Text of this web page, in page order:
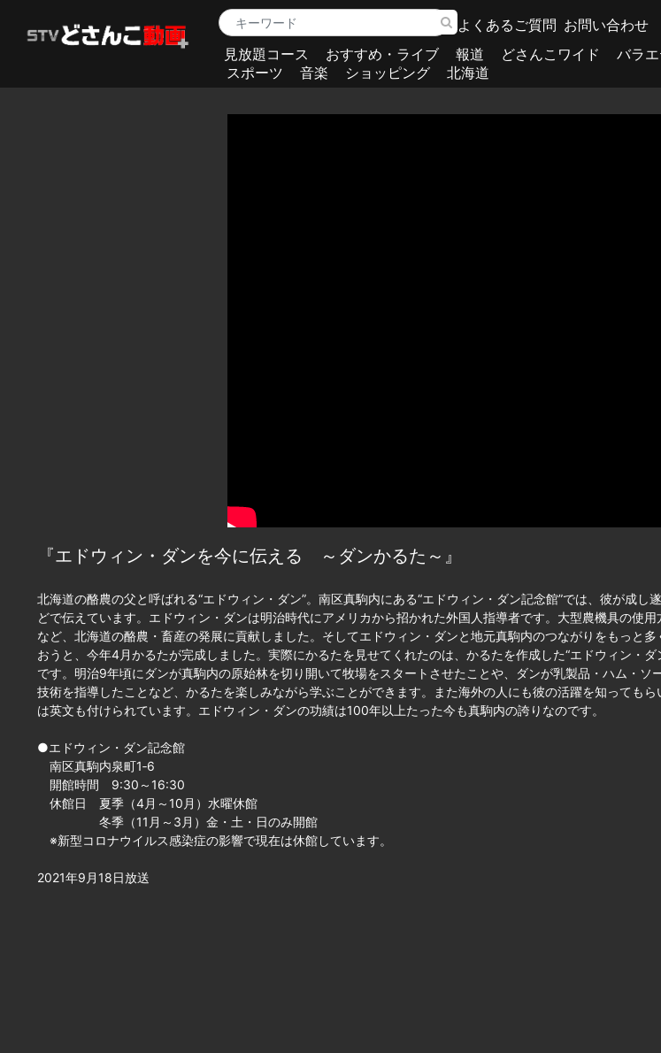
よくあるご質問 お問い合わせ
見放題コース おすすめ・ライブ 報道 どさんこワイド バラエ
スポーツ
音楽 ショッピング 北海道
『エドウィン・ダンを今に伝える ～ダンかるた～』
北海道の酪農の父と呼ばれる“エドウィン・ダン”。南区真駒内にある“エドウィン・ダン記念館”では、彼が成し
どで伝えています。エドウィン・ダンは明治時代にアメリカから招かれた外国人指導者です。大型農機具の使
など、北海道の酪農・畜産の発展に貢献しました。そしてエドウィン・ダンと地元真駒内のつながりをもっと多
おうと、今年4月かるたが完成しました。実際にかるたを見せてくれたのは、かるたを作成した“エドウィン・ダ
です。明治9年頃にダンが真駒内の原始林を切り開いて牧場をスタートさせたことや、ダンが乳製品・ハム・ソ
技術を指導したことなど、かるたを楽しみながら学ぶことができます。また海外の人にも彼の活躍を知ってもら
は英文も付けられています。エドウィン・ダンの功績は100年以上たった今も真駒内の誇りなのです。
●エドウィン・ダン記念館
南区真駒内泉町1‐6
開館時間 9:30～16:30
休館日 夏季（4月～10月）水曜休館
冬季（11月～3月）金・土・日のみ開館
※新型コロナウイルス感染症の影響で現在は休館しています。
2021年9月18日放送